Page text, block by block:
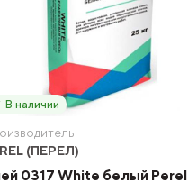
В наличии
(ПЕРЕЛ)
0317 White белый Perel